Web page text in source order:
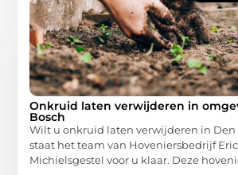
Onkruid laten verwijderen in
Bosch
Wilt u onkruid laten verwijderen in Den
staat het team van Hoveniersbedrijf
Michielsgestel voor u klaar. Deze